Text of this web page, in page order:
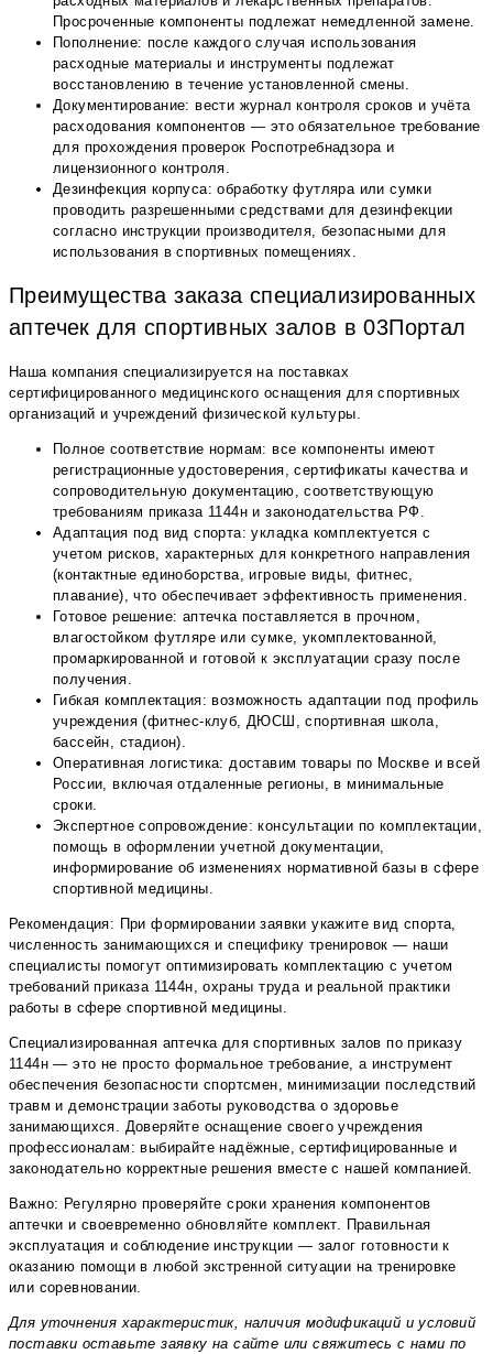
Просроченные компоненты подлежат немедленной замене.
Пополнение: после каждого случая использования
расходные материалы и инструменты подлежат
восстановлению в течение установленной смены.
Документирование: вести журнал контроля сроков и учёта
расходования компонентов — это обязательное требование
для прохождения проверок Роспотребнадзора и
лицензионного контроля.
Дезинфекция корпуса: обработку футляра или сумки
проводить разрешенными средствами для дезинфекции
согласно инструкции производителя, безопасными для
использования в спортивных помещениях.
Преимущества заказа специализированных
аптечек для спортивных залов в 03Портал
Наша компания специализируется на поставках
сертифицированного медицинского оснащения для спортивных
организаций и учреждений физической культуры.
Полное соответствие нормам: все компоненты имеют
регистрационные удостоверения, сертификаты качества и
сопроводительную документацию, соответствующую
требованиям приказа 1144н и законодательства РФ.
Адаптация под вид спорта: укладка комплектуется с
учетом рисков, характерных для конкретного направления
(контактные единоборства, игровые виды, фитнес,
плавание), что обеспечивает эффективность применения.
Готовое решение: аптечка поставляется в прочном,
влагостойком футляре или сумке, укомплектованной,
промаркированной и готовой к эксплуатации сразу после
получения.
Гибкая комплектация: возможность адаптации под профиль
учреждения (фитнес-клуб, ДЮСШ, спортивная школа,
бассейн, стадион).
Оперативная логистика: доставим товары по Москве и всей
России, включая отдаленные регионы, в минимальные
сроки.
Экспертное сопровождение: консультации по комплектации,
помощь в оформлении учетной документации,
информирование об изменениях нормативной базы в сфере
спортивной медицины.
Рекомендация: При формировании заявки укажите вид спорта,
численность занимающихся и специфику тренировок — наши
специалисты помогут оптимизировать комплектацию с учетом
требований приказа 1144н, охраны труда и реальной практики
работы в сфере спортивной медицины.
Специализированная аптечка для спортивных залов по приказу
1144н — это не просто формальное требование, а инструмент
обеспечения безопасности спортсмен, минимизации последствий
травм и демонстрации заботы руководства о здоровье
занимающихся. Доверяйте оснащение своего учреждения
профессионалам: выбирайте надёжные, сертифицированные и
законодательно корректные решения вместе с нашей компанией.
Важно: Регулярно проверяйте сроки хранения компонентов
аптечки и своевременно обновляйте комплект. Правильная
эксплуатация и соблюдение инструкции — залог готовности к
оказанию помощи в любой экстренной ситуации на тренировке
или соревновании.
Для уточнения характеристик, наличия модификаций и условий
поставки оставьте заявку на сайте или свяжитесь с нами по